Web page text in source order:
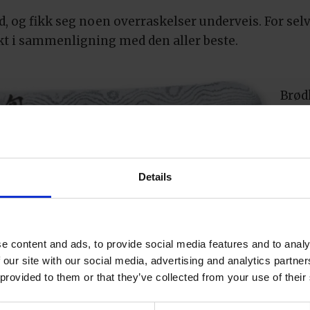
Details
content and ads, to provide social media features and to
site with our social media, advertising and analytics
to them or that they’ve collected from your use of
og fikk seg noen overraskelser underveis. For
i sammenligning med den aller beste.
i USA
lett og godt i hånden og har et glatt og
den best balanserte kniven, og den glir
kniv det er verdt å legge penger i,
2000 kroner på en brødkniv, anbefaler Fjeld